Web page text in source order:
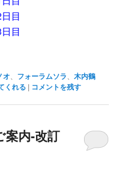
目
目
オ フォーラムソラ 、木内鶴
くれる | コメントを残す
案内-改訂